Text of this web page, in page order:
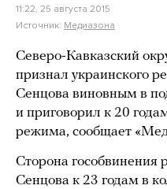
11:22, 25 августа 2015
Источник: Медиазона
Северо-Кавказский
признал украинского
Сенцова виновным в
и приговорил к 20
режима, сообщает
Сторона гособвинения
Сенцова к 23 годам в